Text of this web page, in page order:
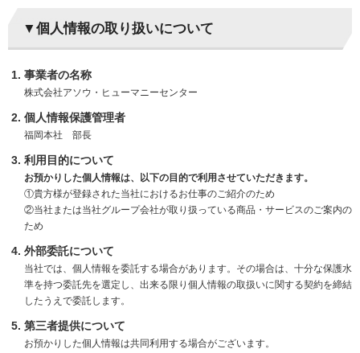
▼個人情報の取り扱いについて
事業者の名称
株式会社アソウ・ヒューマニーセンター
個人情報保護管理者
福岡本社 部長
利用目的について
お預かりした個人情報は、以下の目的で利用させていただきます。
①貴方様が登録された当社におけるお仕事のご紹介のため
②当社または当社グループ会社が取り扱っている商品・サービスのご案内の
ため
外部委託について
当社では、個人情報を委託する場合があります。その場合は、十分な保護水
準を持つ委託先を選定し、出来る限り個人情報の取扱いに関する契約を締結
したうえで委託します。
第三者提供について
お預かりした個人情報は共同利用する場合がございます。